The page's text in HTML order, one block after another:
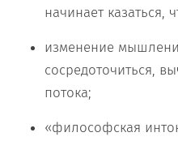
начинает казаться,
изменение
сосредоточиться,
потока;
«философская